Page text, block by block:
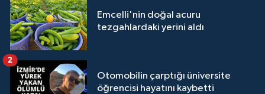
Emcelli'nin doğal acuru
tezgahlardaki yerini aldı
Otomobilin çarptığı üniversite
öğrencisi hayatını kaybetti
2